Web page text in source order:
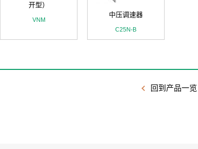
开型）
VNM
中压调速器
C25N-B
回到产品一览